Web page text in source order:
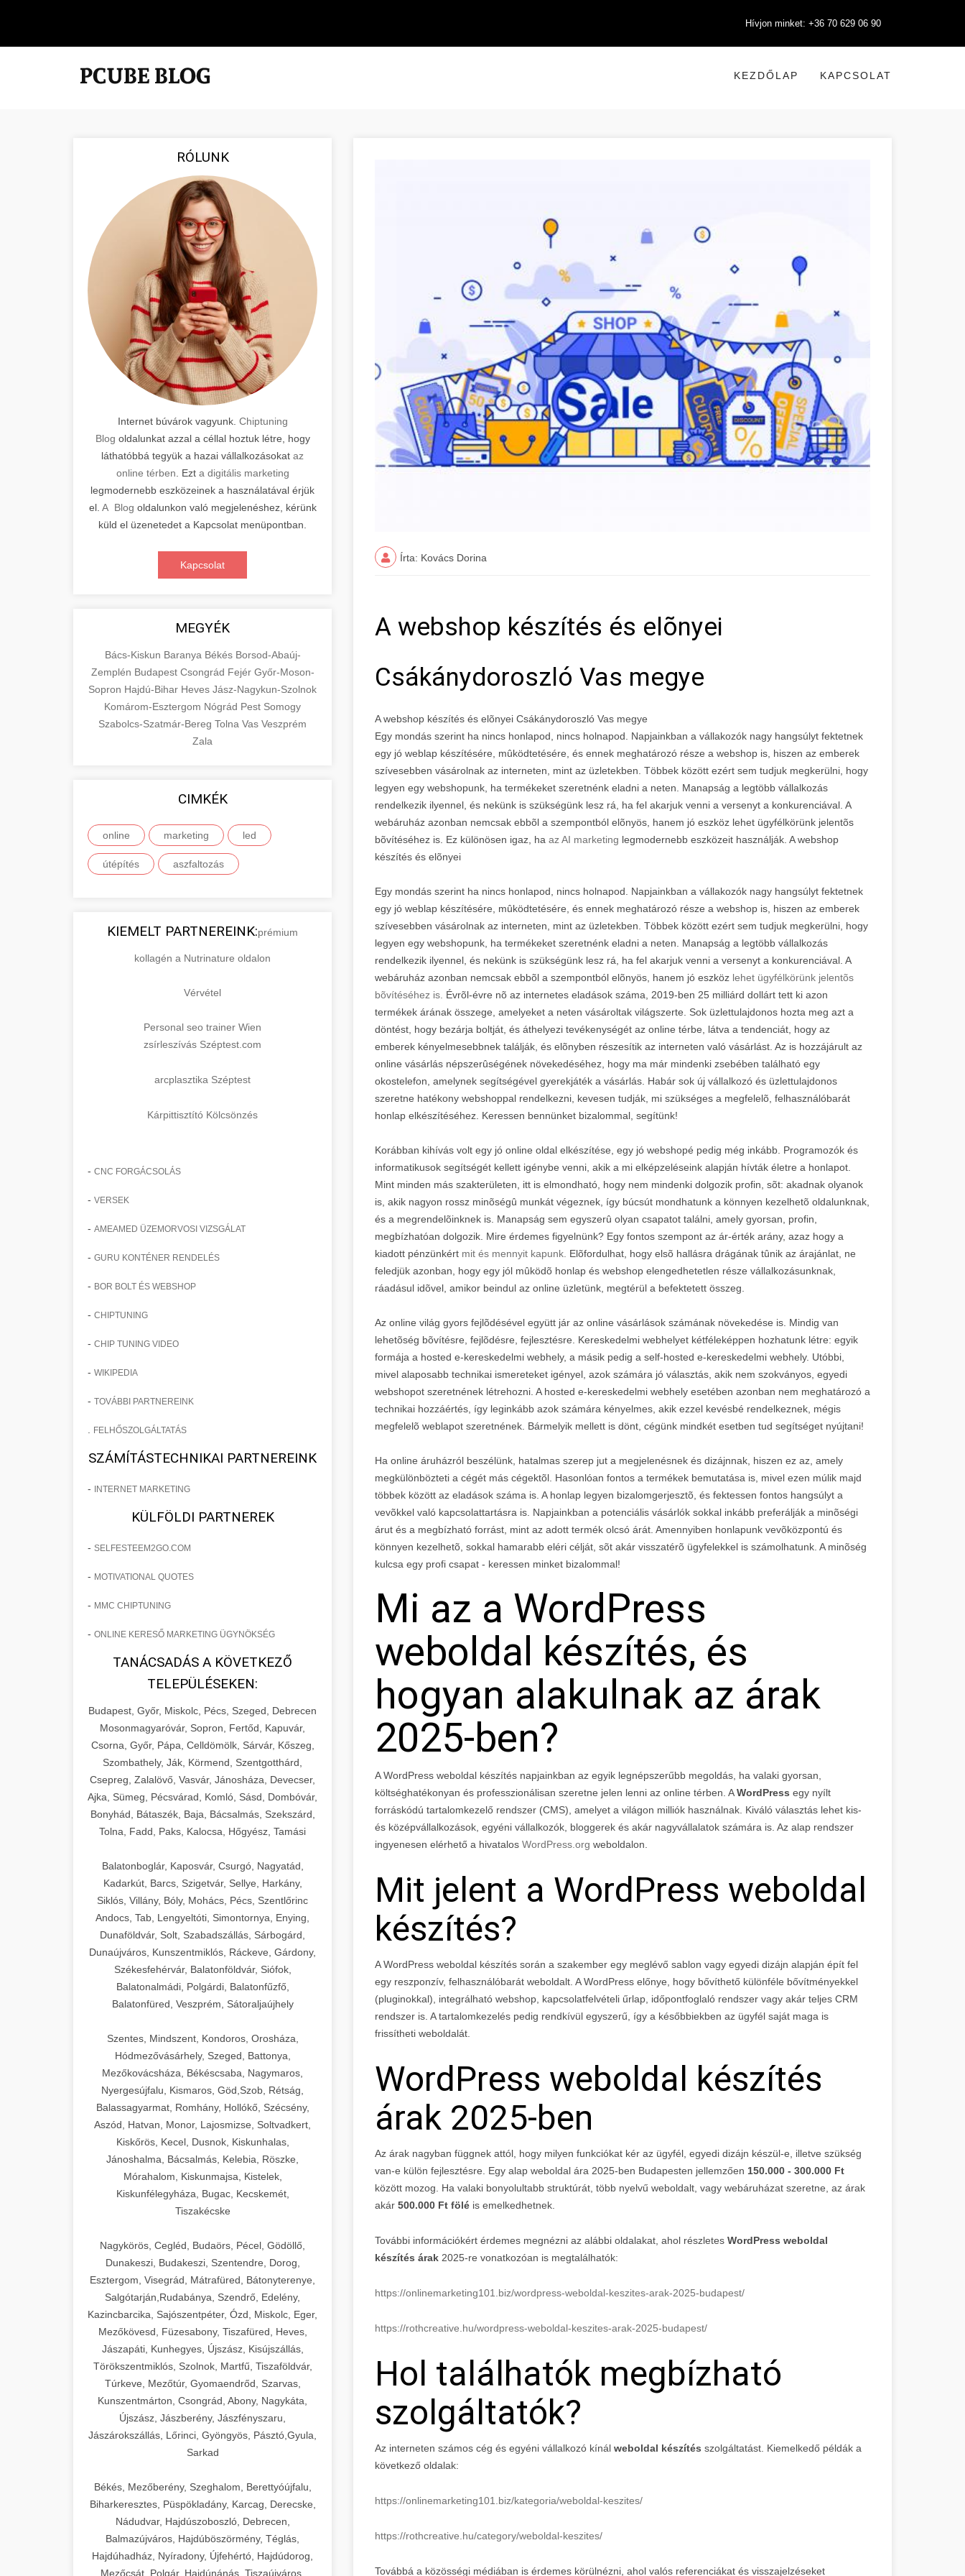
Hívjon minket: +36 70 629 06 90
KEZDŐLAP KAPCSOLAT
RÓLUNK
Internet búvárok vagyunk. Chiptuning
Blog oldalunkat azzal a céllal hoztuk létre, hogy
láthatóbbá tegyük a hazai vállalkozásokat az
online térben . Ezt a digitális marketing
legmodernebb eszközeinek a használatával érjük
el. A Blog oldalunkon való megjelenéshez, kérünk
küld el üzenetedet a Kapcsolat menüpontban.
Kapcsolat
MEGYÉK
Bács-Kiskun Baranya Békés Borsod-Abaúj-
Zemplén Budapest Csongrád Fejér Győr-Moson-
Sopron Hajdú-Bihar Heves Jász-Nagykun-Szolnok
Komárom-Esztergom Nógrád Pest Somogy
Szabolcs-Szatmár-Bereg Tolna Vas Veszprém
Zala
CIMKÉK
online marketing led
útépítés aszfaltozás
KIEMELT PARTNEREINK:prémium
kollagén a Nutrinature oldalon
Vérvétel
Personal seo trainer Wien
zsírleszívás Széptest.com
arcplasztika Széptest
Kárpittisztító Kölcsönzés
- CNC FORGÁCSOLÁS
- VERSEK
- AMEAMED ÜZEMORVOSI VIZSGÁLAT
- GURU KONTÉNER RENDELÉS
- BOR BOLT ÉS WEBSHOP
- CHIPTUNING
- CHIP TUNING VIDEO
- WIKIPEDIA
- TOVÁBBI PARTNEREINK
FELHŐSZOLGÁLTATÁS
SZÁMÍTÁSTECHNIKAI PARTNEREINK
- INTERNET MARKETING
KÜLFÖLDI PARTNEREK
- SELFESTEEM2GO.COM
- MOTIVATIONAL QUOTES
- MMC CHIPTUNING
- ONLINE KERESŐ MARKETING ÜGYNÖKSÉG
TANÁCSADÁS A KÖVETKEZŐ
TELEPÜLÉSEKEN:
Budapest, Győr, Miskolc, Pécs, Szeged, Debrecen
Mosonmagyaróvár, Sopron, Fertőd, Kapuvár,
Csorna, Győr, Pápa, Celldömölk, Sárvár, Kőszeg,
Szombathely, Ják, Körmend, Szentgotthárd,
Csepreg, Zalalövő, Vasvár, Jánosháza, Devecser,
Ajka, Sümeg, Pécsvárad, Komló, Sásd, Dombóvár,
Bonyhád, Bátaszék, Baja, Bácsalmás, Szekszárd,
Tolna, Fadd, Paks, Kalocsa, Hőgyész, Tamási
Balatonboglár, Kaposvár, Csurgó, Nagyatád,
Kadarkút, Barcs, Szigetvár, Sellye, Harkány,
Siklós, Villány, Bóly, Mohács, Pécs, Szentlőrinc
Andocs, Tab, Lengyeltóti, Simontornya, Enying,
Dunaföldvár, Solt, Szabadszállás, Sárbogárd,
Dunaújváros, Kunszentmiklós, Ráckeve, Gárdony,
Székesfehérvár, Balatonföldvár, Siófok,
Balatonalmádi, Polgárdi, Balatonfűzfő,
Balatonfüred, Veszprém, Sátoraljaújhely
Szentes, Mindszent, Kondoros, Orosháza,
Hódmezővásárhely, Szeged, Battonya,
Mezőkovácsháza, Békéscsaba, Nagymaros,
Nyergesújfalu, Kismaros, Göd,Szob, Rétság,
Balassagyarmat, Romhány, Hollókő, Szécsény,
Aszód, Hatvan, Monor, Lajosmizse, Soltvadkert,
Kiskőrös, Kecel, Dusnok, Kiskunhalas,
Jánoshalma, Bácsalmás, Kelebia, Röszke,
Mórahalom, Kiskunmajsa, Kistelek,
Kiskunfélegyháza, Bugac, Kecskemét,
Tiszakécske
Nagykörös, Cegléd, Budaörs, Pécel, Gödöllő,
Dunakeszi, Budakeszi, Szentendre, Dorog,
Esztergom, Visegrád, Mátrafüred, Bátonyterenye,
Salgótarján,Rudabánya, Szendrő, Edelény,
Kazincbarcika, Sajószentpéter, Ózd, Miskolc, Eger,
Mezőkövesd, Füzesabony, Tiszafüred, Heves,
Jászapáti, Kunhegyes, Újszász, Kisújszállás,
Törökszentmiklós, Szolnok, Martfű, Tiszaföldvár,
Túrkeve, Mezőtúr, Gyomaendrőd, Szarvas,
Kunszentmárton, Csongrád, Abony, Nagykáta,
Újszász, Jászberény, Jászfényszaru,
Jászárokszállás, Lőrinci, Gyöngyös, Pásztó,Gyula,
Sarkad
Békés, Mezőberény, Szeghalom, Berettyóújfalu,
Biharkeresztes, Püspökladány, Karcag, Derecske,
Nádudvar, Hajdúszoboszló, Debrecen,
Balmazújváros, Hajdúböszörmény, Téglás,
Hajdúhadház, Nyíradony, Újfehértó, Hajdúdorog,
Mezőcsát, Polgár, Hajdúnánás, Tiszaújváros,
Írta: Kovács Dorina
A webshop készítés és elõnyei
Csákánydoroszló Vas megye
A webshop készítés és elõnyei Csákánydoroszló Vas megye
Egy mondás szerint ha nincs honlapod, nincs holnapod. Napjainkban a vállakozók nagy hangsúlyt fektetnek
egy jó weblap készítésére, mûködtetésére, és ennek meghatározó része a webshop is, hiszen az emberek
szívesebben vásárolnak az interneten, mint az üzletekben. Többek között ezért sem tudjuk megkerülni, hogy
legyen egy webshopunk, ha termékeket szeretnénk eladni a neten. Manapság a legtöbb vállalkozás
rendelkezik ilyennel, és nekünk is szükségünk lesz rá, ha fel akarjuk venni a versenyt a konkurenciával. A
webáruház azonban nemcsak ebbõl a szempontból elõnyös, hanem jó eszköz lehet ügyfélkörünk jelentõs
bõvítéséhez is. Ez különösen igaz, ha az AI marketing legmodernebb eszközeit használják. A webshop
készítés és elõnyei
Egy mondás szerint ha nincs honlapod, nincs holnapod. Napjainkban a vállakozók nagy hangsúlyt fektetnek
egy jó weblap készítésére, mûködtetésére, és ennek meghatározó része a webshop is, hiszen az emberek
szívesebben vásárolnak az interneten, mint az üzletekben. Többek között ezért sem tudjuk megkerülni, hogy
legyen egy webshopunk, ha termékeket szeretnénk eladni a neten. Manapság a legtöbb vállalkozás
rendelkezik ilyennel, és nekünk is szükségünk lesz rá, ha fel akarjuk venni a versenyt a konkurenciával. A
webáruház azonban nemcsak ebbõl a szempontból elõnyös, hanem jó eszköz lehet ügyfélkörünk jelentõs
bõvítéséhez is. Évrõl-évre nõ az internetes eladások száma, 2019-ben 25 milliárd dollárt tett ki azon
termékek árának összege, amelyeket a neten vásároltak világszerte. Sok üzlettulajdonos hozta meg azt a
döntést, hogy bezárja boltját, és áthelyezi tevékenységét az online térbe, látva a tendenciát, hogy az
emberek kényelmesebbnek találják, és elõnyben részesítik az interneten való vásárlást. Az is hozzájárult az
online vásárlás népszerûségének növekedéséhez, hogy ma már mindenki zsebében található egy
okostelefon, amelynek segítségével gyerekjáték a vásárlás. Habár sok új vállalkozó és üzlettulajdonos
szeretne hatékony webshoppal rendelkezni, kevesen tudják, mi szükséges a megfelelõ, felhasználóbarát
honlap elkészítéséhez. Keressen bennünket bizalommal, segítünk!
Korábban kihívás volt egy jó online oldal elkészítése, egy jó webshopé pedig még inkább. Programozók és
informatikusok segítségét kellett igénybe venni, akik a mi elképzeléseink alapján hívták életre a honlapot.
Mint minden más szakterületen, itt is elmondható, hogy nem mindenki dolgozik profin, sõt: akadnak olyanok
is, akik nagyon rossz minõségû munkát végeznek, így búcsút mondhatunk a könnyen kezelhetõ oldalunknak,
és a megrendelõinknek is. Manapság sem egyszerû olyan csapatot találni, amely gyorsan, profin,
megbízhatóan dolgozik. Mire érdemes figyelnünk? Egy fontos szempont az ár-érték arány, azaz hogy a
kiadott pénzünkért mit és mennyit kapunk. Elõfordulhat, hogy elsõ hallásra drágának tûnik az árajánlat, ne
feledjük azonban, hogy egy jól mûködõ honlap és webshop elengedhetetlen része vállalkozásunknak,
ráadásul idõvel, amikor beindul az online üzletünk, megtérül a befektetett összeg.
Az online világ gyors fejlõdésével együtt jár az online vásárlások számának növekedése is. Mindig van
lehetõség bõvítésre, fejlõdésre, fejlesztésre. Kereskedelmi webhelyet kétféleképpen hozhatunk létre: egyik
formája a hosted e-kereskedelmi webhely, a másik pedig a self-hosted e-kereskedelmi webhely. Utóbbi,
mivel alaposabb technikai ismereteket igényel, azok számára jó választás, akik nem szokványos, egyedi
webshopot szeretnének létrehozni. A hosted e-kereskedelmi webhely esetében azonban nem meghatározó a
technikai hozzáértés, így leginkább azok számára kényelmes, akik ezzel kevésbé rendelkeznek, mégis
megfelelõ weblapot szeretnének. Bármelyik mellett is dönt, cégünk mindkét esetben tud segítséget nyújtani!
Ha online áruházról beszélünk, hatalmas szerep jut a megjelenésnek és dizájnnak, hiszen ez az, amely
megkülönbözteti a cégét más cégektõl. Hasonlóan fontos a termékek bemutatása is, mivel ezen múlik majd
többek között az eladások száma is. A honlap legyen bizalomgerjesztõ, és fektessen fontos hangsúlyt a
vevõkkel való kapcsolattartásra is. Napjainkban a potenciális vásárlók sokkal inkább preferálják a minõségi
árut és a megbízható forrást, mint az adott termék olcsó árát. Amennyiben honlapunk vevõközpontú és
könnyen kezelhetõ, sokkal hamarabb eléri célját, sõt akár visszatérõ ügyfelekkel is számolhatunk. A minõség
kulcsa egy profi csapat - keressen minket bizalommal!
Mi az a WordPress
weboldal készítés, és
hogyan alakulnak az árak
2025-ben?
A WordPress weboldal készítés napjainkban az egyik legnépszerűbb megoldás, ha valaki gyorsan,
költséghatékonyan és professzionálisan szeretne jelen lenni az online térben. AWordPress egy nyílt
forráskódú tartalomkezelő rendszer (CMS), amelyet a világon milliók használnak. Kiváló választás lehet kis-
és középvállalkozások, egyéni vállalkozók, bloggerek és akár nagyvállalatok számára is. Az alap rendszer
ingyenesen elérhető a hivatalos WordPress.org weboldalon.
Mit jelent a WordPress weboldal
készítés?
A WordPress weboldal készítés során a szakember egy meglévő sablon vagy egyedi dizájn alapján épít fel
egy reszponzív, felhasználóbarát weboldalt. A WordPress előnye, hogy bővíthető különféle bővítményekkel
(pluginokkal), integrálható webshop, kapcsolatfelvételi űrlap, időpontfoglaló rendszer vagy akár teljes CRM
rendszer is. A tartalomkezelés pedig rendkívül egyszerű, így a későbbiekben az ügyfél saját maga is
frissítheti weboldalát.
WordPress weboldal készítés
árak 2025-ben
Az árak nagyban függnek attól, hogy milyen funkciókat kér az ügyfél, egyedi dizájn készül-e, illetve szükség
van-e külön fejlesztésre. Egy alap weboldal ára 2025-ben Budapesten jellemzően 150.000 - 300.000 Ft
között mozog. Ha valaki bonyolultabb struktúrát, több nyelvű weboldalt, vagy webáruházat szeretne, az árak
akár 500.000 Ft fölé is emelkedhetnek.
További információkért érdemes megnézni az alábbi oldalakat, ahol részletes WordPress weboldal
készítés árak 2025-re vonatkozóan is megtalálhatók:
https://onlinemarketing101.biz/wordpress-weboldal-keszites-arak-2025-budapest/
https://rothcreative.hu/wordpress-weboldal-keszites-arak-2025-budapest/
Hol találhatók megbízható
szolgáltatók?
Az interneten számos cég és egyéni vállalkozó kínál weboldal készítés szolgáltatást. Kiemelkedő példák a
következő oldalak:
https://onlinemarketing101.biz/kategoria/weboldal-keszites/
https://rothcreative.hu/category/weboldal-keszites/
Továbbá a közösségi médiában is érdemes körülnézni, ahol valós referenciákat és visszajelzéseket